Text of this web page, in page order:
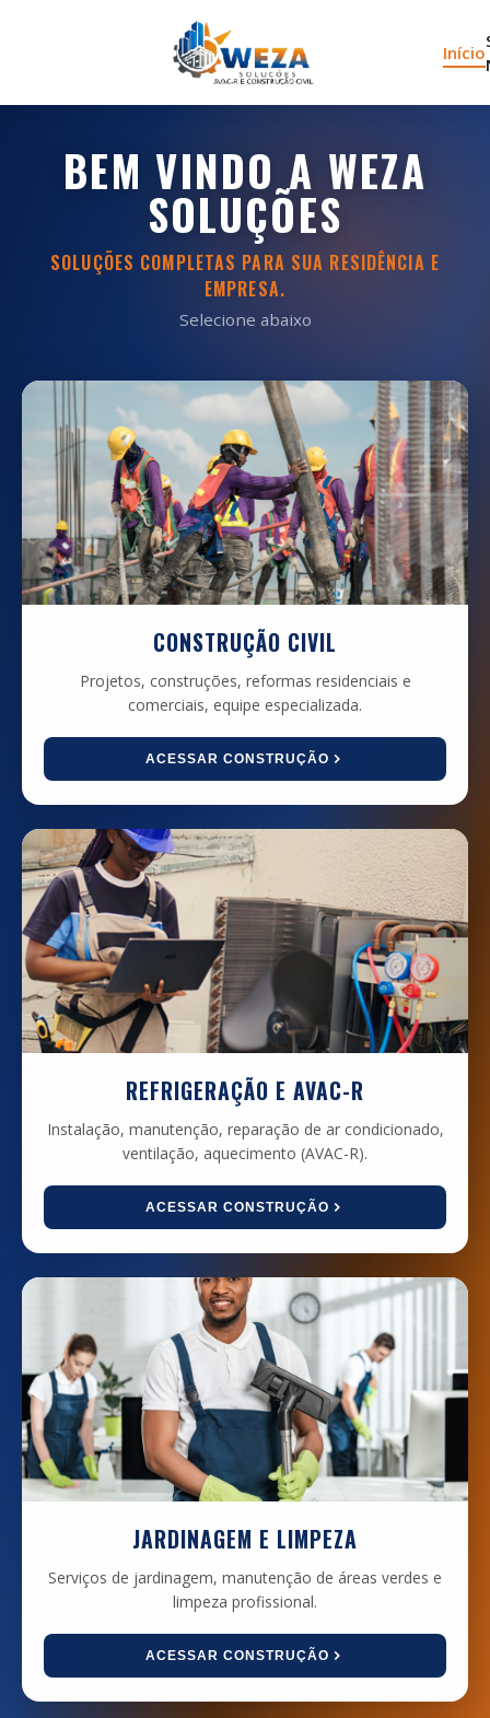
Início
BEM VINDO A WEZA
SOLUÇÕES
SOLUÇÕES COMPLETAS PARA SUA RESIDÊNCIA E
EMPRESA.
Selecione abaixo
CONSTRUÇÃO CIVIL
Projetos, construções, reformas residenciais e
comerciais, equipe especializada.
ACESSAR CONSTRUÇÃO
REFRIGERAÇÃO E AVAC-R
Instalação, manutenção, reparação de ar condicionado,
ventilação, aquecimento (AVAC-R).
ACESSAR CONSTRUÇÃO
JARDINAGEM E LIMPEZA
Serviços de jardinagem, manutenção de áreas verdes e
limpeza profissional.
ACESSAR CONSTRUÇÃO